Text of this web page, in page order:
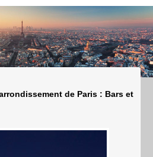
de Paris : Bars et